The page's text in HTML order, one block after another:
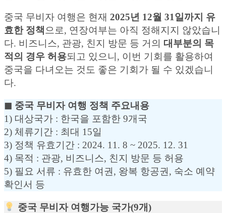
중국 무비자 여행은 현재 2025년 12월 31일까지 유
효한 정책 으로, 연장여부는 아직 정해지지 않았습니
다. 비즈니스, 관광, 친지 방문 등 거의 대부분의 목
적의 경우 허용되고 있으니, 이번 기회를 활용하여
중국을 다녀오는 것도 좋은 기회가 될 수 있겠습니
다.
◼︎ 중국 무비자 여행 정책 주요내용
1) 대상국가 : 한국을 포함한 9개국
2) 체류기간 : 최대 15일
3) 정책 유효기간 : 2024. 11. 8 ~ 2025. 12. 31
4) 목적 : 관광, 비즈니스, 친지 방문 등 허용
5) 필요 서류 : 유효한 여권, 왕복 항공권, 숙소 예약
확인서 등
중국 무비자 여행가능 국가(9개)